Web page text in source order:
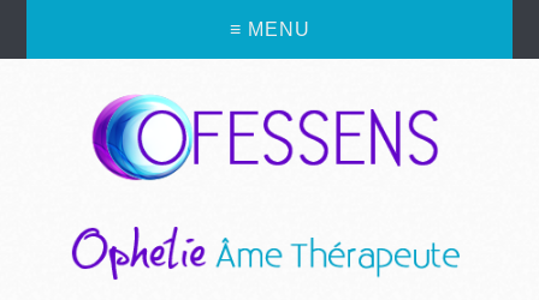
≡ MENU